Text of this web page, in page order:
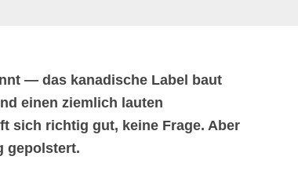
— das kanadische Label baut
einen ziemlich lauten
sich richtig gut, keine Frage. Aber
gepolstert.